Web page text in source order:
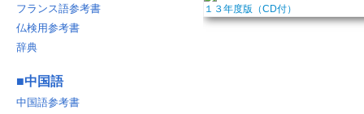
フランス語参考書
仏検用参考書
辞典
■中国語
中国語参考書